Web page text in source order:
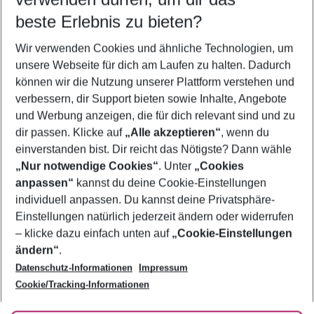
5-8 Nächte
2 Erwachsene Keine Kinder
Mehr Filter anzeigen
Footer
Footer navigation
Über uns
AGB
Bestpreisgarantie
Cookie-Einstellungen ändern
Cookie-Richtlinie
Agenturbetreuung
Barrierefreies Reisen
Folge uns
beste Erlebnis zu bieten?
Wir verwenden Cookies und ähnliche Technologien, um
unsere Webseite für dich am Laufen zu halten. Dadurch
können wir die Nutzung unserer Plattform verstehen und
verbessern, dir Support bieten sowie Inhalte, Angebote
und Werbung anzeigen, die für dich relevant sind und zu
dir passen. Klicke auf „Alle akzeptieren“, wenn du
einverstanden bist. Dir reicht das Nötigste? Dann wähle
„Nur notwendige Cookies“. Unter „Cookies
anpassen“ kannst du deine Cookie-Einstellungen
individuell anpassen. Du kannst deine Privatsphäre-
Einstellungen natürlich jederzeit ändern oder widerrufen
– klicke dazu einfach unten auf „Cookie-Einstellungen
ändern“.
Datenschutz-Informationen
Impressum
Cookie/Tracking-Informationen